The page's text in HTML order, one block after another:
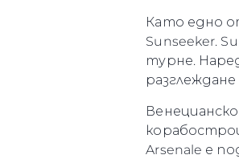
Като едно
Sunseeker.
турне.
Arsenale е